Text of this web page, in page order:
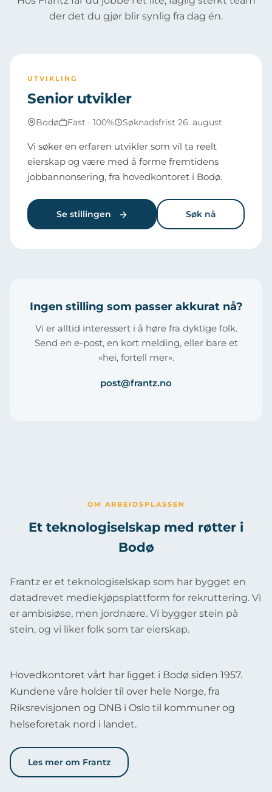
der det du gjør blir synlig fra dag én.
UTVIKLING
Senior utvikler
Bodø Fast · 100% Søknadsfrist 26. august
Vi søker en erfaren utvikler som vil ta reelt
eierskap og være med å forme fremtidens
jobbannonsering, fra hovedkontoret i Bodø.
Se stillingen Søk nå
Ingen stilling som passer akkurat nå?
Vi er alltid interessert i å høre fra dyktige folk.
Send en e-post, en kort melding, eller bare et
«hei, fortell mer».
post@frantz.no
OM ARBEIDSPLASSEN
Et teknologiselskap med røtter i
Bodø
Frantz er et teknologiselskap som har bygget en
datadrevet mediekjøpsplattform for rekruttering. Vi
er ambisiøse, men jordnære. Vi bygger stein på
stein, og vi liker folk som tar eierskap.
Hovedkontoret vårt har ligget i Bodø siden 1957.
Kundene våre holder til over hele Norge, fra
Riksrevisjonen og DNB i Oslo til kommuner og
helseforetak nord i landet.
Les mer om Frantz